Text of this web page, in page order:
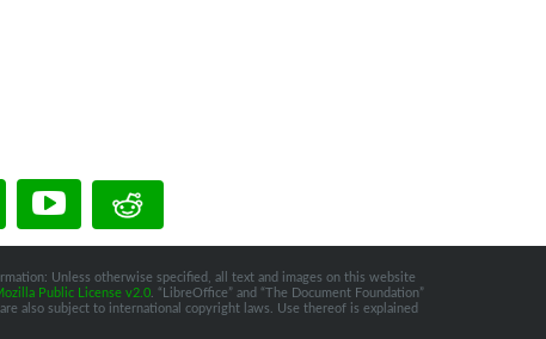
Unless otherwise specified, all text and images on this website
Public License v2.0 . “LibreOffice” and “The Document Foundation”
also subject to international copyright laws. Use thereof is explained